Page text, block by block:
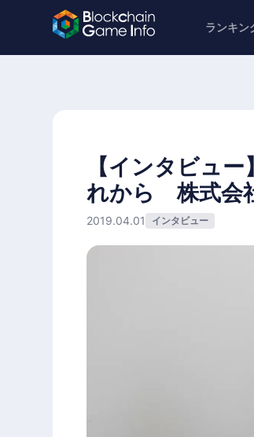
ランキン
【インタビュ
れから 株式会
2019.04.01 インタビュー